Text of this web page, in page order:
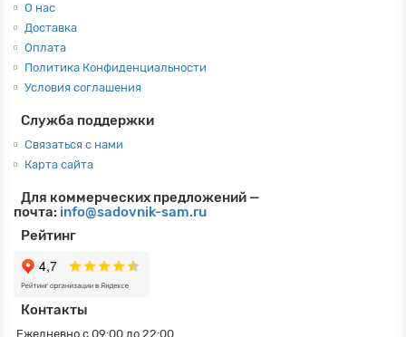
О нас
Доставка
Оплата
Политика Конфиденциальности
Условия соглашения
Служба поддержки
Связаться с нами
Карта сайта
Для коммерческих предложений —
почта: info@sadovnik-sam.ru
Рейтинг
Контакты
Ежедневно с 09:00 до 22:00